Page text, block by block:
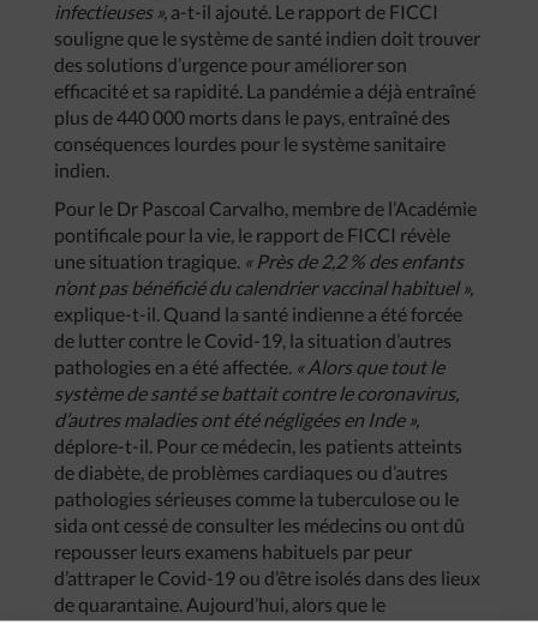
infectieuses », a-t-il ajouté. Le rapport de FICCI
souligne que le système de santé indien doit trouver
des solutions d’urgence pour améliorer son
efficacité et sa rapidité. La pandémie a déjà entraîné
plus de 440 000 morts dans le pays, entraîné des
conséquences lourdes pour le système sanitaire
indien.
Pour le Dr Pascoal Carvalho, membre de l’Académie
pontificale pour la vie, le rapport de FICCI révèle
une situation tragique. « Près de 2,2 % des enfants
n’ont pas bénéficié du calendrier vaccinal habituel »,
explique-t-il. Quand la santé indienne a été forcée
de lutter contre le Covid-19, la situation d’autres
pathologies en a été affectée. « Alors que tout le
système de santé se battait contre le coronavirus,
d’autres maladies ont été négligées en Inde »,
déplore-t-il. Pour ce médecin, les patients atteints
de diabète, de problèmes cardiaques ou d’autres
pathologies sérieuses comme la tuberculose ou le
sida ont cessé de consulter les médecins ou ont dû
repousser leurs examens habituels par peur
d’attraper le Covid-19 ou d’être isolés dans des lieux
de quarantaine. Aujourd’hui, alors que le